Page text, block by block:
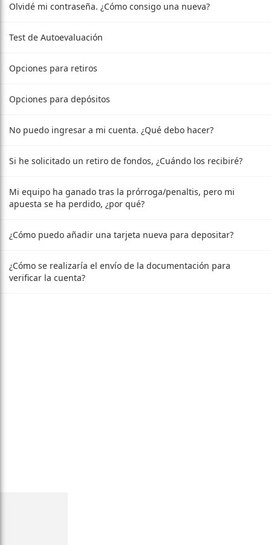
Olvidé mi contraseña. ¿Cómo consigo una nueva?
Test de Autoevaluación
Opciones para retiros
Opciones para depósitos
No puedo ingresar a mi cuenta. ¿Qué debo hacer?
Si he solicitado un retiro de fondos, ¿Cuándo los recibiré?
Mi equipo ha ganado tras la prórroga/penaltis, pero mi
apuesta se ha perdido, ¿por qué?
¿Cómo puedo añadir una tarjeta nueva para depositar?
¿Cómo se realizaría el envío de la documentación para
verificar la cuenta?